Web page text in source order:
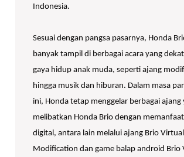
Indonesia.
Sesuai dengan pangsa pasarnya, Honda
banyak tampil di berbagai acara yang
gaya hidup anak muda, seperti ajang
hingga musik dan hiburan. Dalam masa
ini, Honda tetap menggelar berbagai ajang
melibatkan Honda Brio dengan
digital, antara lain melalui ajang Brio Virtual
Modification dan game balap android Brio